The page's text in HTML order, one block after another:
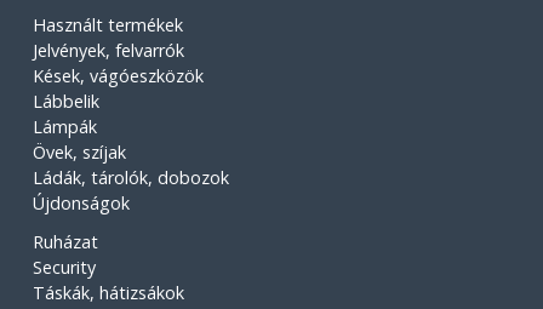
Használt termékek
Jelvények, felvarrók
Kések, vágóeszközök
Lábbelik
Lámpák
Övek, szíjak
Ládák, tárolók, dobozok
Újdonságok
Ruházat
Security
Táskák, hátizsákok